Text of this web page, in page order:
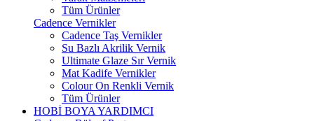
Tüm Ürünler
Cadence Vernikler
Cadence Taş Vernikler
Su Bazlı Akrilik Vernik
Ultimate Glaze Sır Vernik
Mat Kadife Vernikler
Colour On Renkli Vernik
Tüm Ürünler
HOBİ BOYA YARDIMCI